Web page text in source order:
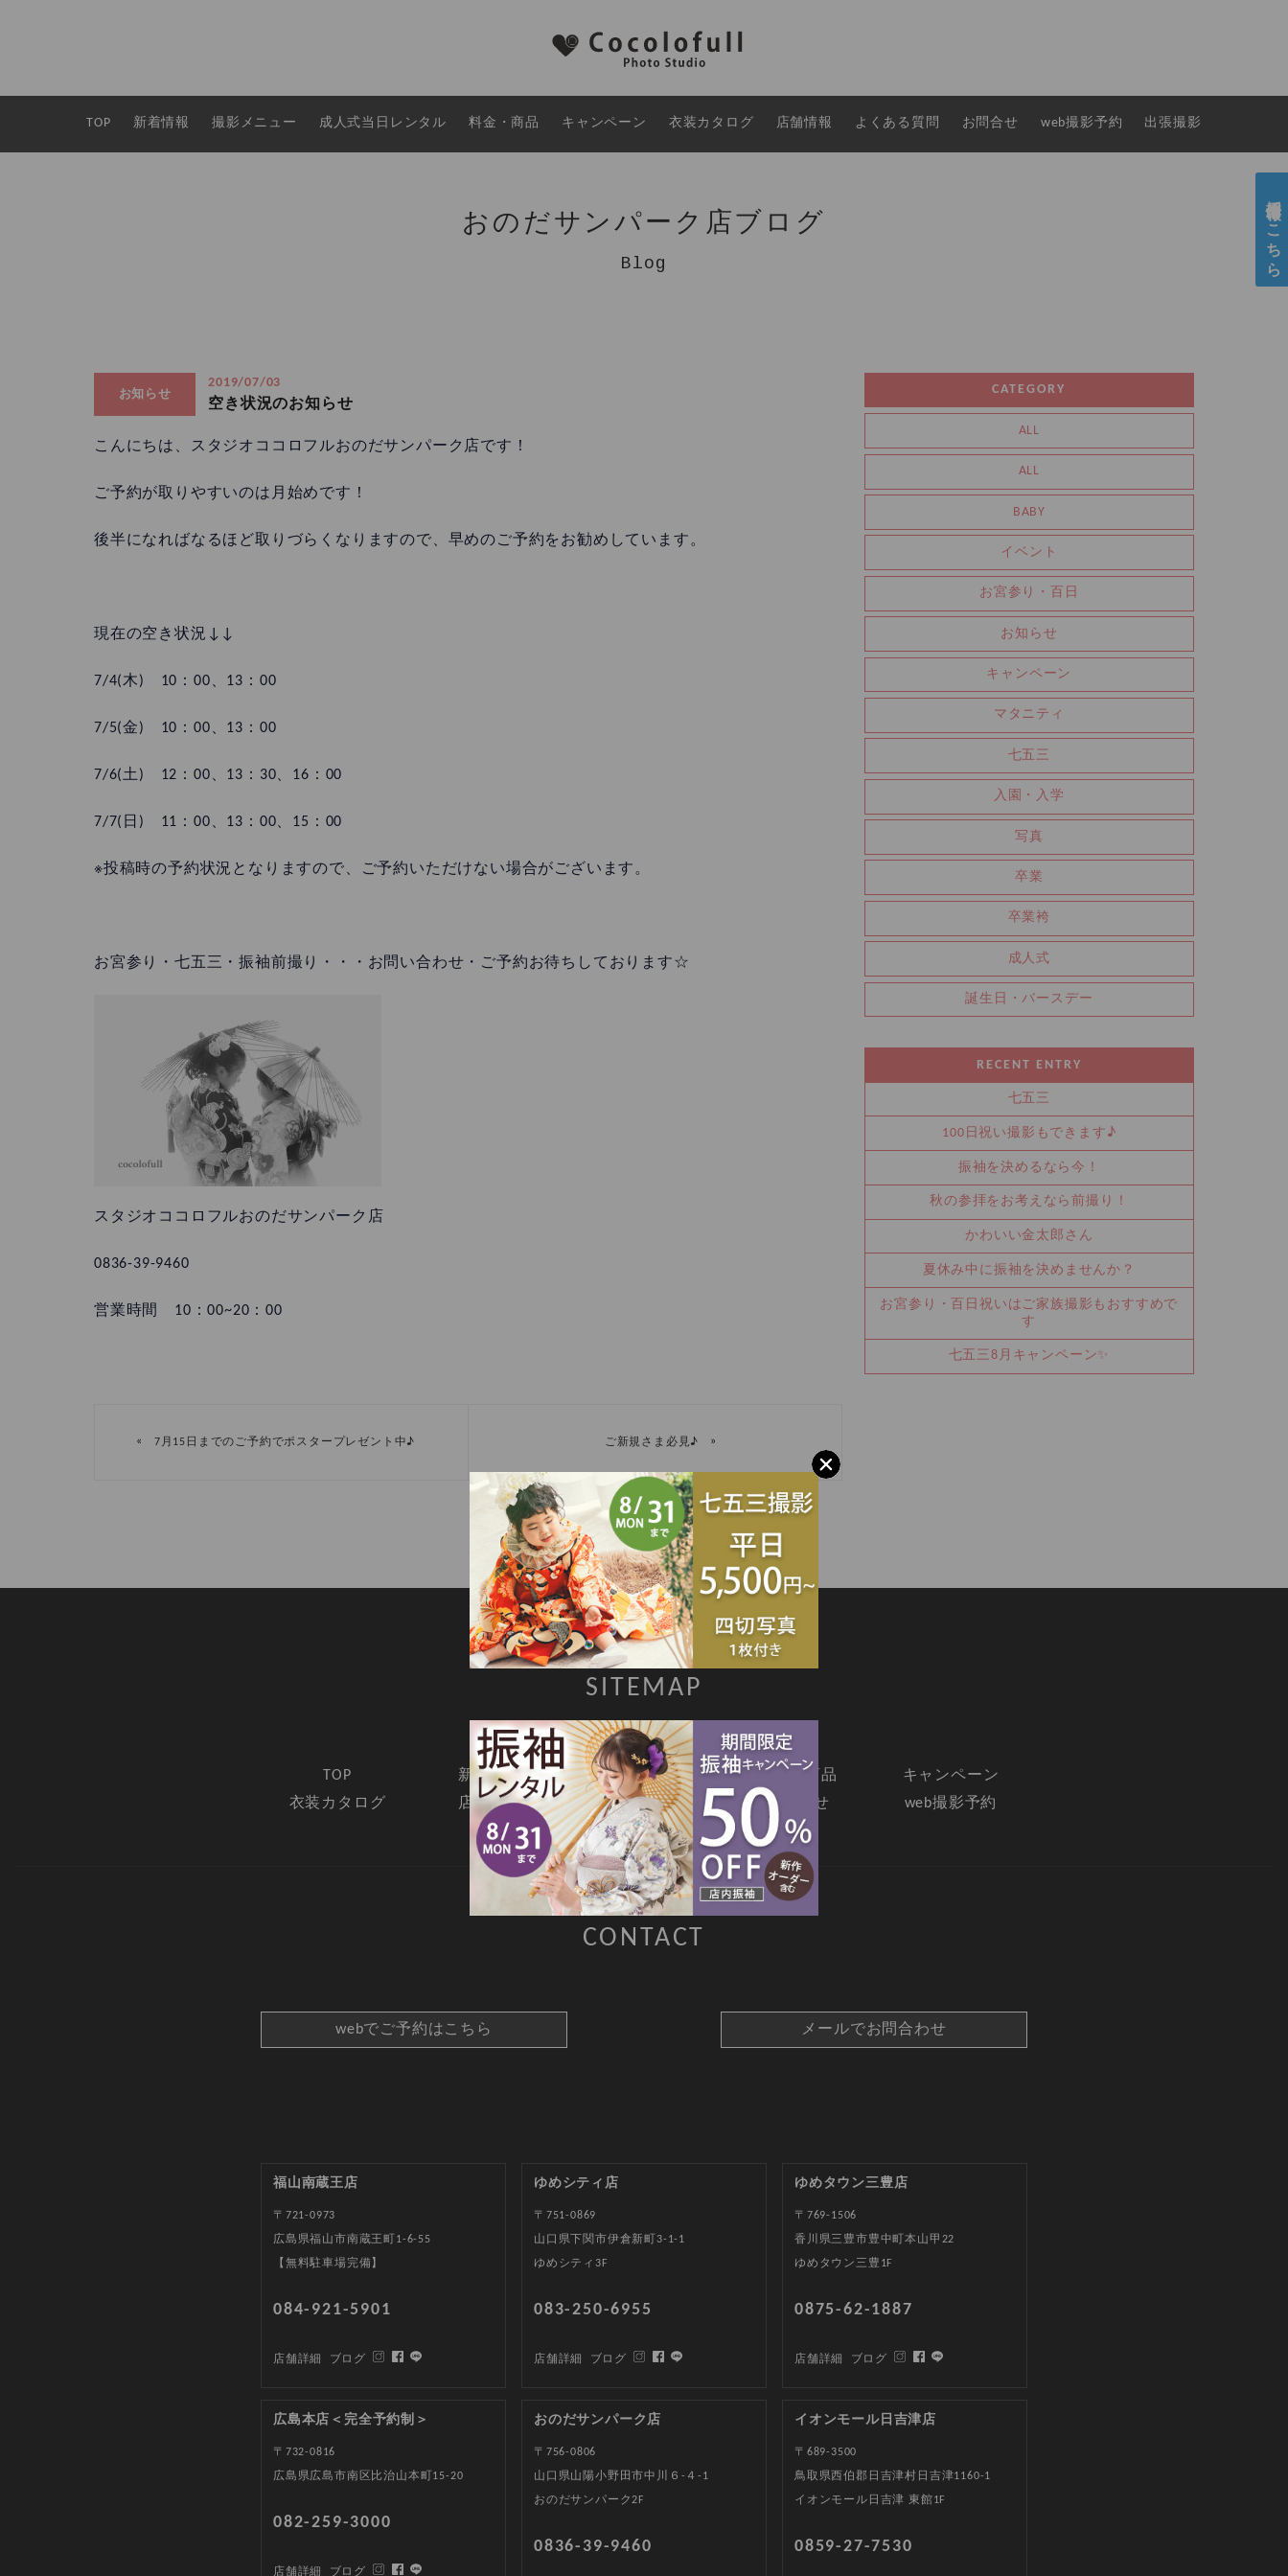
TOP 新着情報 撮影メニュー 成人式当日レンタル 料金・商品 キャンペーン 衣装カタログ 店舗情報 よくある質問 お問合せ web撮影予約 出張撮影
おのだサンパーク店ブログ
Blog
お知らせ
2019/07/03
空き状況のお知らせ
こんにちは、スタジオココロフルおのだサンパーク店です！
ご予約が取りやすいのは月始めです！
後半になればなるほど取りづらくなりますので、早めのご予約をお勧めしています。
現在の空き状況↓↓
7/4(木) 10：00、13：00
7/5(金) 10：00、13：00
7/6(土) 12：00、13：30、16：00
7/7(日) 11：00、13：00、15：00
※投稿時の予約状況となりますので、ご予約いただけない場合がございます。
お宮参り・七五三・振袖前撮り・・・お問い合わせ・ご予約お待ちしております☆
スタジオココロフルおのだサンパーク店
0836-39-9460
営業時間 10：00~20：00
« 7月15日までのご予約でポスタープレゼント中♪ ご新規さま必見♪ »
CATEGORY
ALL
ALL
BABY
イベント
お宮参り・百日
お知らせ
キャンペーン
マタニティ
七五三
入園・入学
写真
卒業
卒業袴
成人式
誕生日・バースデー
RECENT ENTRY
七五三
100日祝い撮影もできます♪
振袖を決めるなら今！
秋の参拝をお考えなら前撮り！
かわいい金太郎さん
夏休み中に振袖を決めませんか？
お宮参り・百日祝いはご家族撮影もおすすめで
す
七五三8月キャンペーン✨
SITEMAP
TOP 新着情報 撮影メニュー 料金・商品
キャンペーン
衣装カタログ
店舗情報 よくあるご質問 お問合せ web撮影予約
CONTACT
webでご予約はこちら メールでお問合わせ
福山南蔵王店
〒721-0973
広島県福山市南蔵王町1-6-55
【無料駐車場完備】
084-921-5901
店舗詳細 ブログ
ゆめシティ店
〒751-0869
山口県下関市伊倉新町3-1-1
ゆめシティ3F
083-250-6955
店舗詳細 ブログ
ゆめタウン三豊店
〒769-1506
香川県三豊市豊中町本山甲22
ゆめタウン三豊1F
0875-62-1887
店舗詳細 ブログ
広島本店＜完全予約制＞
〒732-0816
広島県広島市南区比治山本町15-20
082-259-3000
店舗詳細 ブログ
おのだサンパーク店
〒756-0806
山口県山陽小野田市中川６-４-1
おのだサンパーク2F
0836-39-9460
イオンモール日吉津店
〒689-3500
鳥取県西伯郡日吉津村日吉津1160-1
イオンモール日吉津 東館1F
0859-27-7530
採用情報はこちら